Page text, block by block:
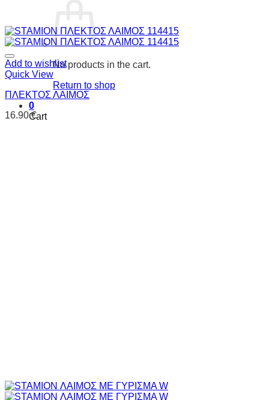
No products in the cart.
Return to shop
0
Cart
Add to wishlist
Quick View
ΠΛΕΚΤΟΣ ΛΑΙΜΟΣ
16.90€